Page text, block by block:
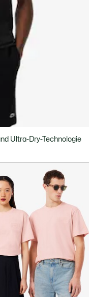
Ultra-Dry-Technologie